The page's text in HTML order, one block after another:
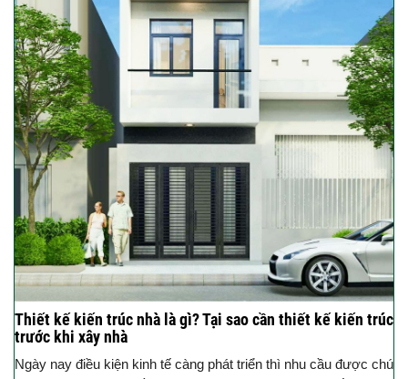
Thiết kế kiến trúc nhà là gì? Tại sao cần thiết kế kiến trúc
trước khi xây nhà
Ngày nay điều kiện kinh tế càng phát triển thì nhu cầu được chú